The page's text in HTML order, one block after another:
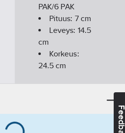
PAK/6 PAK
Pituus: 7cm
Leveys: 14.5
cm
Korkeus:
24.5 cm
Volume: 2 x